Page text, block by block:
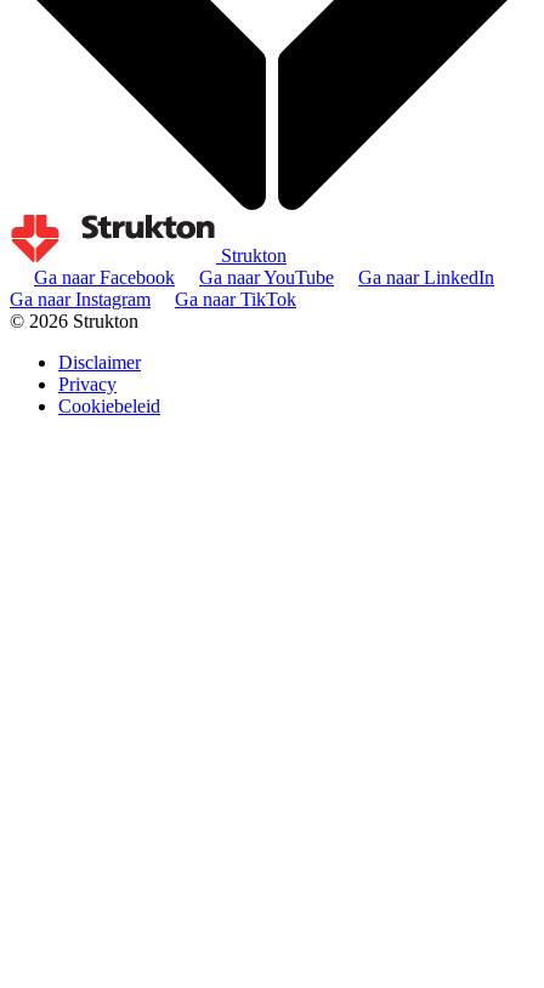
Strukton
Ga naar Facebook
Ga naar YouTube
Ga naar LinkedIn
Ga naar Instagram
Ga naar TikTok
© 2026 Strukton
Disclaimer
Privacy
Cookiebeleid